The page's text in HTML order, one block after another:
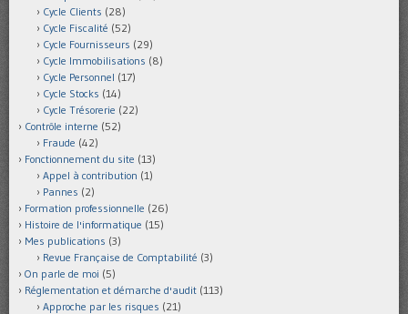
Cycle Clients (28)
Cycle Fiscalité (52)
Cycle Fournisseurs (29)
Cycle Immobilisations (8)
Cycle Personnel (17)
Cycle Stocks (14)
Cycle Trésorerie (22)
Contrôle interne (52)
Fraude (42)
Fonctionnement du site (13)
Appel à contribution (1)
Pannes (2)
Formation professionnelle (26)
Histoire de l'informatique (15)
Mes publications (3)
Revue Française de Comptabilité (3)
On parle de moi (5)
Réglementation et démarche d'audit (113)
Approche par les risques (21)